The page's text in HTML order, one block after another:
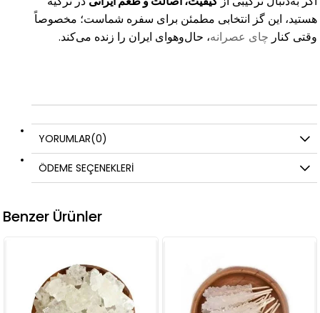
هستید، این گز انتخابی مطمئن برای سفره شماست؛ مخصوصاً
وقتی کنار چای عصرانه، حال‌وهوای ایران را زنده می‌کند.
YORUMLAR(0)
ÖDEME SEÇENEKLERI
Benzer Ürünler